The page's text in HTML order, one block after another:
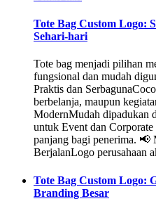
Tote Bag Custom Logo:
Sehari-hari
Tote bag menjadi pilihan
fungsional dan mudah
Praktis dan
berbelanja, maupun
ModernMudah dipadukan
untuk Event dan
panjang bagi penerima. 📢
BerjalanLogo perusahaan
Tote Bag Custom Logo:
Branding Besar